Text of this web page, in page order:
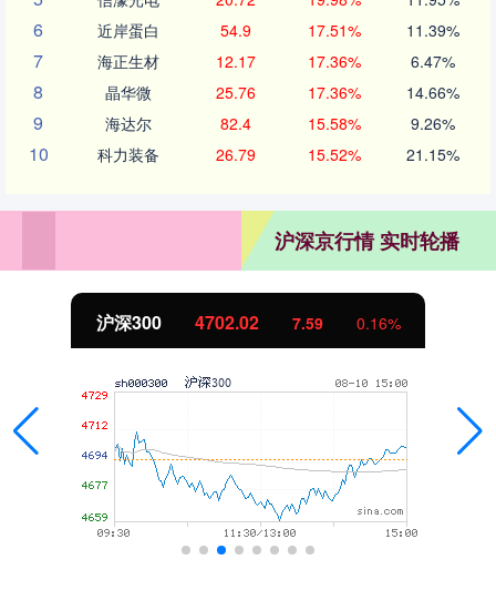
6 近岸蛋白 54.9 17.51% 11.39%
7 海正生材 12.17 17.36% 6.47%
8 晶华微 25.76 17.36% 14.66%
9 海达尔 82.4 15.58% 9.26%
10 科力装备 26.79 15.52% 21.15%
沪深京行情 实时轮播
沪深300 4702.02 7.59 0.16%